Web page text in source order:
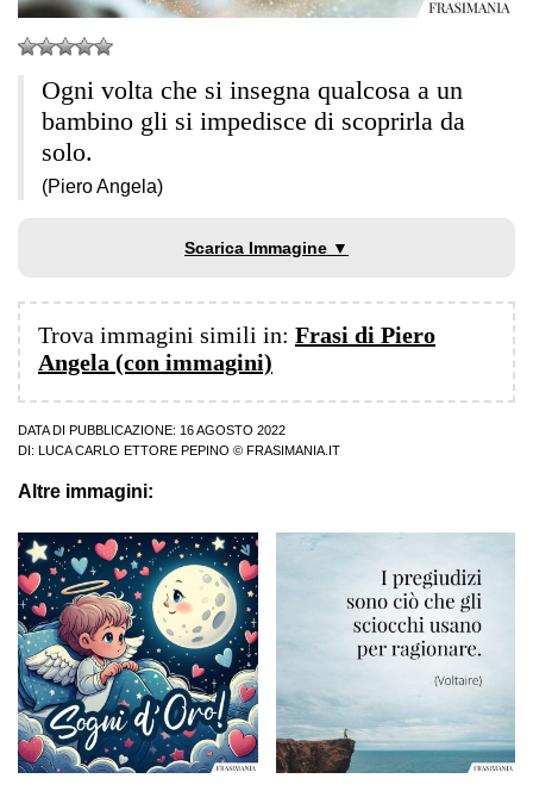
Ogni volta che si insegna qualcosa a un
bambino gli si impedisce di scoprirla da
solo.
(Piero Angela)
Scarica Immagine ▼
Trova immagini simili in: Frasi di Piero
Angela (con immagini)
DATA DI PUBBLICAZIONE: 16 AGOSTO 2022
DI:
LUCA CARLO ETTORE PEPINO © FRASIMANIA.IT
Altre immagini: